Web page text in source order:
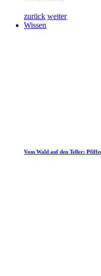
zurück weiter
Wissen
Vom Wald auf den Teller: